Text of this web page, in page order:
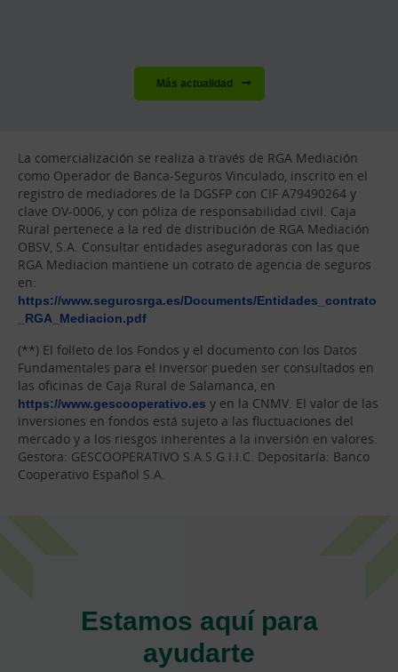
Más actualidad
La comercialización se realiza a través de RGA Mediación
como Operador de Banca-Seguros Vinculado, inscrito en el
registro de mediadores de la DGSFP con CIF A79490264 y
clave OV-0006, y con póliza de responsabilidad civil. Caja
Rural pertenece a la red de distribución de RGA Mediación
OBSV, S.A. Consultar entidades aseguradoras con las que
RGA Mediacion mantiene un cotrato de agencia de seguros
en:
https://www.segurosrga.es/Documents/Entidades_contrato
_RGA_Mediacion.pdf
(**) El folleto de los Fondos y el documento con los Datos
Fundamentales para el inversor pueden ser consultados en
las oficinas de Caja Rural de Salamanca, en
https://www.gescooperativo.es y en la CNMV. El valor de las
inversiones en fondos está sujeto a las fluctuaciones del
mercado y a los riesgos inherentes a la inversión en valores.
Gestora: GESCOOPERATIVO S.A.S.G.I.I.C. Depositaría: Banco
Cooperativo Español S.A.
Estamos aquí para
ayudarte